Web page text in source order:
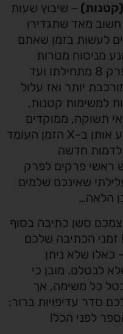
– שיבוץ שעות
מאד שתגדירו
בזמן שאתם
מטרות
גדולות כדוגמת "כתיבת פרק 8 מתחילתו ועד
יותר ואז עלול
קטנות,
ממוקדים
ועם הידיעה כי תוכלו לבצע אותן ב-X הזמן העומד
חדשה
פרקים לפרק
שאינכם שלמים
סשן כתיבה בסוף
הכתיבה שלכם
שלא ניתן
מובן כי
כל משימה, אך
עדיפויות ברור:
לפני הכל!